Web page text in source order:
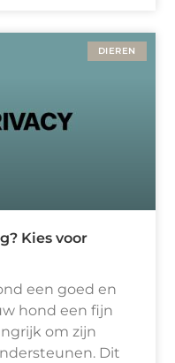
DIEREN
Kies voor
een goed en
hond een fijn
om zijn
Dit